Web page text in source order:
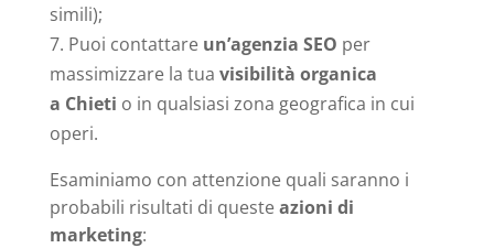
simili);
Puoi contattare un’agenzia SEO per
massimizzare la tua visibilità organica
a Chieti o in qualsiasi zona geografica in cui
operi.
Esaminiamo con attenzione quali saranno i
probabili risultati di questeazioni di
marketing: